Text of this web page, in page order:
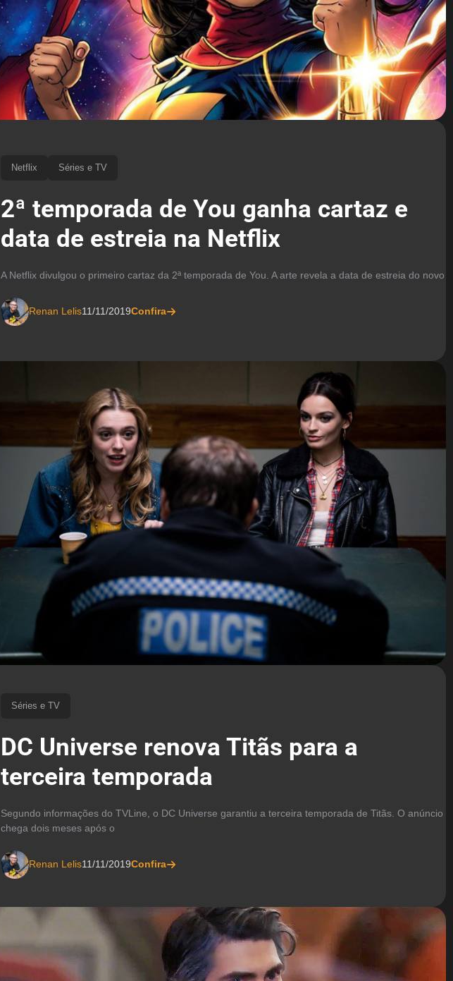
Netflix Séries e TV
2ª temporada de You ganha cartaz e
data de estreia na Netflix
A Netflix divulgou o primeiro cartaz da 2ª temporada de You. A arte revela a data de estreia do novo
Renan Lelis11/11/2019Confira
Séries e TV
DC Universe renova Titãs para a
terceira temporada
Segundo informações do TVLine, o DC Universe garantiu a terceira temporada de Titãs. O anúncio
chega dois meses após o
Renan Lelis11/11/2019Confira